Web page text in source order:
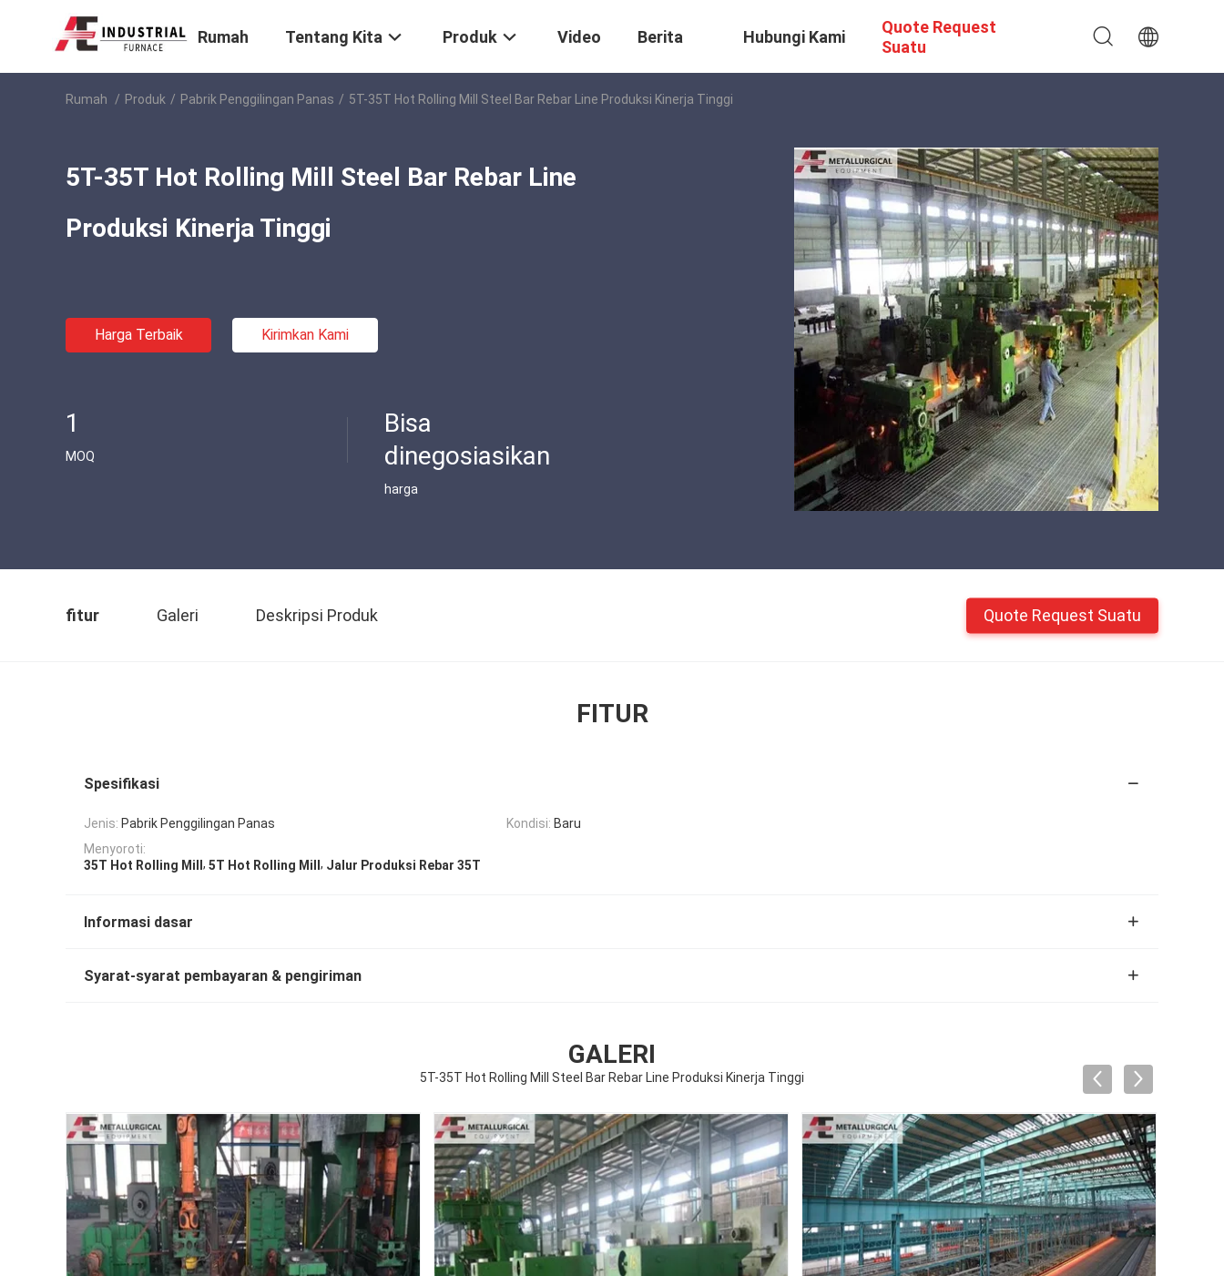
Rumah Tentang Kita Produk Video Berita Hubungi Kami
Quote Request
Suatu
Rumah / Produk / Pabrik Penggilingan Panas / 5T-35T Hot Rolling Mill Steel Bar Rebar Line Produksi Kinerja Tinggi
5T-35T Hot Rolling Mill Steel Bar Rebar Line
Produksi Kinerja Tinggi
Harga Terbaik Kirimkan Kami
1
MOQ
Bisa
dinegosiasikan
harga
fitur Galeri Deskripsi Produk Quote Request Suatu
FITUR
Spesifikasi
Jenis: Pabrik Penggilingan Panas Kondisi: Baru
Menyoroti:
35T Hot Rolling Mill, 5T Hot Rolling Mill, Jalur Produksi Rebar 35T
Informasi dasar
Syarat-syarat pembayaran & pengiriman
GALERI
5T-35T Hot Rolling Mill Steel Bar Rebar Line Produksi Kinerja Tinggi